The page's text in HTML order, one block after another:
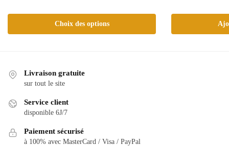
45,90€
à
Choix des options
produit
options
être
choisies
sur
Livraison gratuite
sur tout le site
Service client
disponible 6J/7
Paiement sécurisé
à 100% avec MasterCard / Visa / PayPal